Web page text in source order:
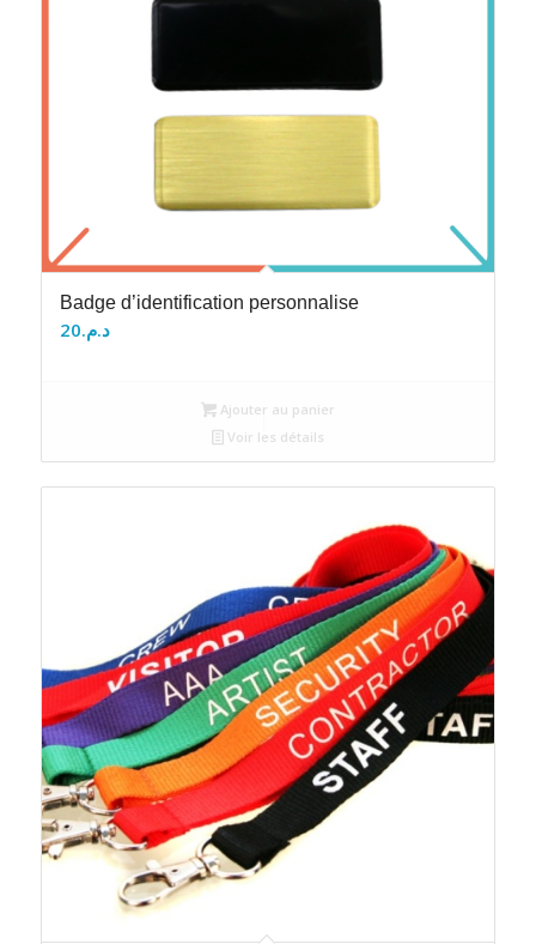
Badge d’identification personnalise
د.م.20
Ajouter au panier
Voir les détails